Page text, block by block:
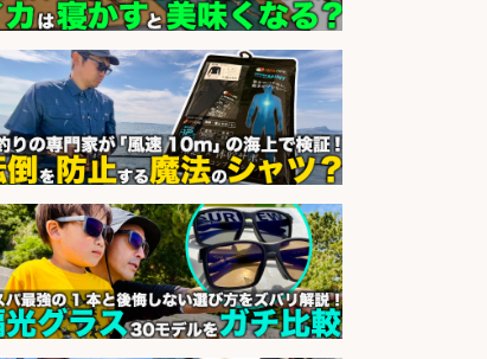
でお魚のカットや商品の陳列スタッ
フ/車通勤OK×時間選べる×未経験歓
迎/鹿児島県/志布志市
会社名 株式会社ホットスタッフ鹿児島
sponsored by 求人ボックス
営業事務/「大津市」釣り具メーカ
ーの物流事務・営業アシスタント/
小野駅から徒歩6分/「時給1,300
円」/大型連休あり×残業なし×土日
祝休み/滋賀県